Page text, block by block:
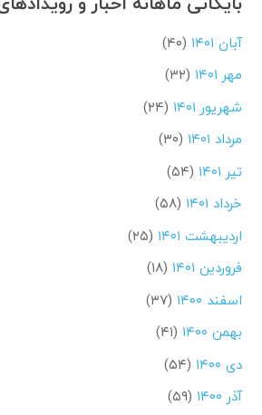
آبان ۱۴۰۱
(۴۰)
مهر ۱۴۰۱
(۳۲)
شهریور ۱۴۰۱
(۲۴)
مرداد ۱۴۰۱
(۳۰)
تیر ۱۴۰۱
(۵۴)
خرداد ۱۴۰۱
(۵۸)
اردیبهشت ۱۴۰۱
(۲۵)
فروردین ۱۴۰۱
(۱۸)
اسفند ۱۴۰۰
(۳۷)
بهمن ۱۴۰۰
(۴۱)
دی ۱۴۰۰
(۵۴)
آذر ۱۴۰۰
(۵۹)